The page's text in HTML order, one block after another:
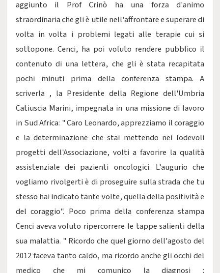
aggiunto il Prof Crinò ha una forza d'animo
straordinaria che gli è utile nell'affrontare e superare di
volta in volta i problemi legati alle terapie cui si
sottopone. Cenci, ha poi voluto rendere pubblico il
contenuto di una lettera, che gli è stata recapitata
pochi minuti prima della conferenza stampa. A
scriverla , la Presidente della Regione dell'Umbria
Catiuscia Marini, impegnata in una missione di lavoro
in Sud Africa: " Caro Leonardo, apprezziamo il coraggio
e la determinazione che stai mettendo nei lodevoli
progetti dell'Associazione, volti a favorire la qualità
assistenziale dei pazienti oncologici. L'augurio che
vogliamo rivolgerti è di proseguire sulla strada che tu
stesso hai indicato tante volte, quella della positività e
del coraggio". Poco prima della conferenza stampa
Cenci aveva voluto ripercorrere le tappe salienti della
sua malattia. " Ricordo che quel giorno dell'agosto del
2012 faceva tanto caldo, ma ricordo anche gli occhi del
medico che mi comunico la diagnosi :